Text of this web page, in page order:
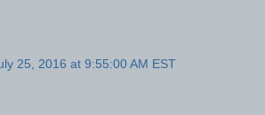
25, 2016 at 9:55:00 AM EST